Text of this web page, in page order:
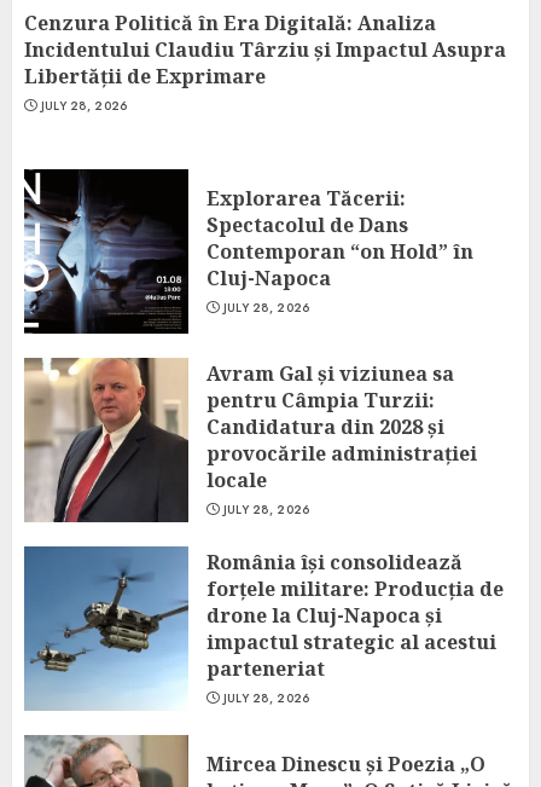
Cenzura Politică în Era Digitală: Analiza
Incidentului Claudiu Târziu și Impactul Asupra
Libertății de Exprimare
JULY 28, 2026
Explorarea Tăcerii:
Spectacolul de Dans
Contemporan “on Hold” în
Cluj-Napoca
JULY 28, 2026
Avram Gal și viziunea sa
pentru Câmpia Turzii:
Candidatura din 2028 și
provocările administrației
locale
JULY 28, 2026
România își consolidează
forțele militare: Producția de
drone la Cluj-Napoca și
impactul strategic al acestui
parteneriat
JULY 28, 2026
Mircea Dinescu și Poezia „O